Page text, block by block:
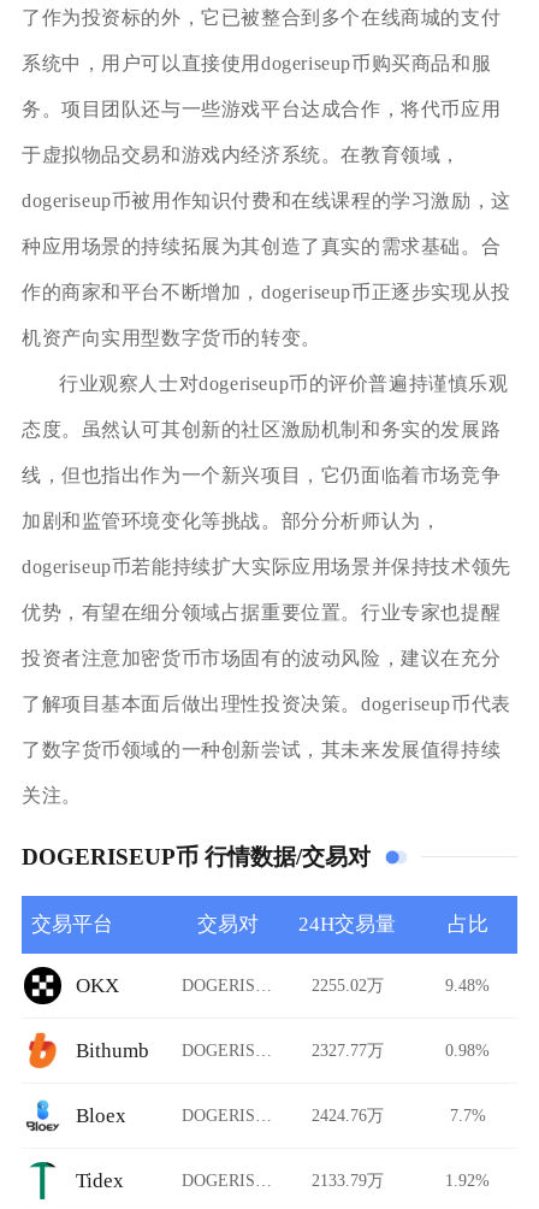
了作为投资标的外，它已被整合到多个在线商城的支付
系统中，用户可以直接使用dogeriseup币购买商品和服
务。项目团队还与一些游戏平台达成合作，将代币应用
于虚拟物品交易和游戏内经济系统。在教育领域，
dogeriseup币被用作知识付费和在线课程的学习激励，这
种应用场景的持续拓展为其创造了真实的需求基础。合
作的商家和平台不断增加，dogeriseup币正逐步实现从投
机资产向实用型数字货币的转变。
行业观察人士对dogeriseup币的评价普遍持谨慎乐观
态度。虽然认可其创新的社区激励机制和务实的发展路
线，但也指出作为一个新兴项目，它仍面临着市场竞争
加剧和监管环境变化等挑战。部分分析师认为，
dogeriseup币若能持续扩大实际应用场景并保持技术领先
优势，有望在细分领域占据重要位置。行业专家也提醒
投资者注意加密货币市场固有的波动风险，建议在充分
了解项目基本面后做出理性投资决策。dogeriseup币代表
了数字货币领域的一种创新尝试，其未来发展值得持续
关注。
DOGERISEUP币 行情数据/交易对
交易平台 交易对 24H交易量 占比
OKX 2255.02万 9.48%
Bithumb 2327.77万 0.98%
Bloex 2424.76万 7.7%
Tidex 2133.79万 1.92%